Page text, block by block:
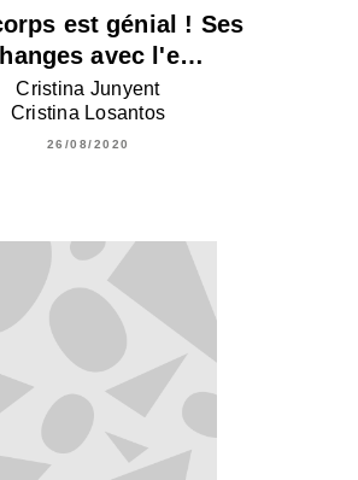
est génial ! Ses
avec l'e…
Cristina Junyent
Cristina Losantos
26/08/2020